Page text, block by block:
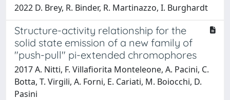
2022 D. Brey, R. Binder, R. Martinazzo, I. Burghardt
Structure-activity relationship for the
solid state emission of a new family of
"push-pull" pi-extended chromophores
2017 A. Nitti, F. Villafiorita Monteleone, A. Pacini, C.
Botta, T. Virgili, A. Forni, E. Cariati, M. Boiocchi, D.
Pasini